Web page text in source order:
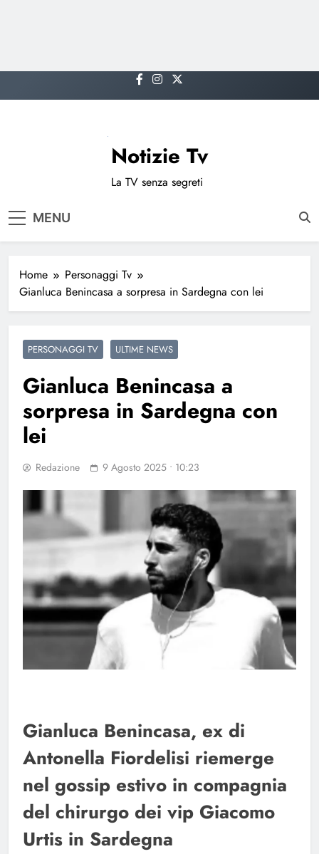
to
Notizie Tv
La TV senza segreti
MENU
Home
Personaggi Tv
Gianluca Benincasa a sorpresa in Sardegna con lei
PERSONAGGI TV ULTIME NEWS
Gianluca Benincasa a
sorpresa in Sardegna con
lei
Redazione 9 Agosto 2025 • 10:23
Gianluca Benincasa, ex di
Antonella Fiordelisi riemerge
nel gossip estivo in compagnia
del chirurgo dei vip Giacomo
Urtis in Sardegna